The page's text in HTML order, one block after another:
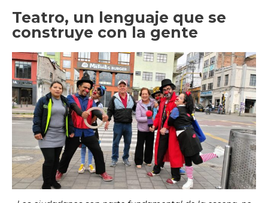
Teatro, un lenguaje que se
construye con la gente